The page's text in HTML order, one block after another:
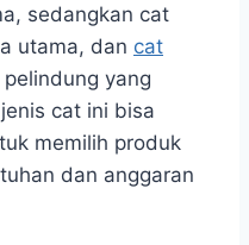
sedangkan cat
utama, dan cat
yang
cat ini bisa
memilih produk
dan anggaran